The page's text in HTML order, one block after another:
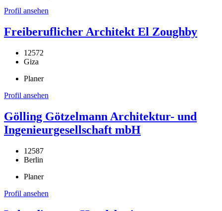
Profil ansehen
Freiberuflicher Architekt El Zoughby
12572
Giza
Planer
Profil ansehen
Gölling Götzelmann Architektur- und
Ingenieurgesellschaft mbH
12587
Berlin
Planer
Profil ansehen